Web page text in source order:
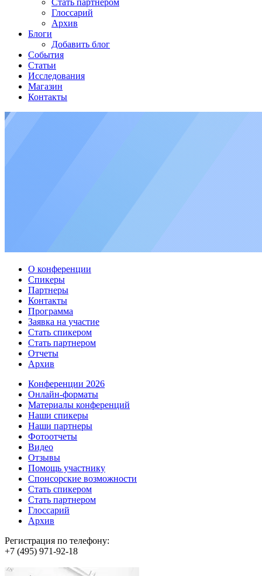
Стать партнером
Глоссарий
Архив
Блоги
Добавить блог
События
Статьи
Исследования
Магазин
Контакты
О конференции
Спикеры
Партнеры
Контакты
Программа
Заявка на участие
Стать спикером
Стать партнером
Отчеты
Архив
Конференции 2026
Онлайн-форматы
Материалы конференций
Наши спикеры
Наши партнеры
Фотоотчеты
Видео
Отзывы
Помощь участнику
Спонсорские возможности
Стать спикером
Стать партнером
Глоссарий
Архив
Регистрация по телефону:
+7 (495) 971-92-18